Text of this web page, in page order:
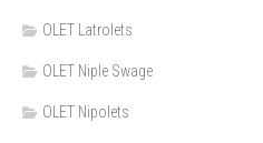
OLET Latrolets
OLET Niple Swage
OLET Nipolets